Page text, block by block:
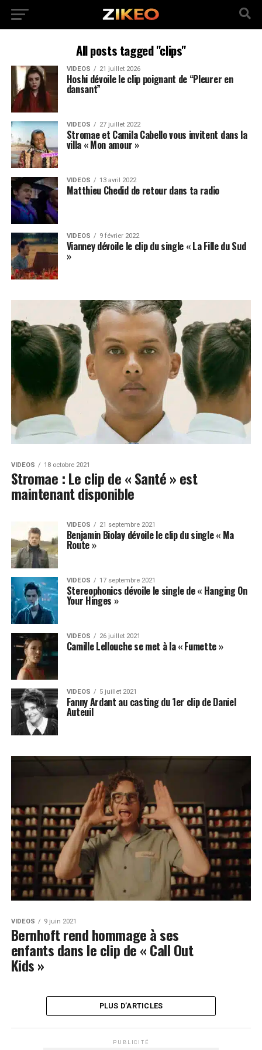
All posts tagged "clips"
VIDEOS 21 juillet 2026
Hoshi dévoile le clip poignant de “Pleurer en
dansant”
VIDEOS 27 juillet 2022
Stromae et Camila Cabello vous invitent dans la
villa « Mon amour »
VIDEOS 13 avril 2022
Matthieu Chedid de retour dans ta radio
VIDEOS 9 février 2022
Vianney dévoile le clip du single « La Fille du Sud
»
VIDEOS 18 octobre 2021
Stromae : Le clip de « Santé » est
maintenant disponible
VIDEOS 21 septembre 2021
Benjamin Biolay dévoile le clip du single « Ma
Route »
VIDEOS 17 septembre 2021
Stereophonics dévoile le single de « Hanging On
Your Hinges »
VIDEOS 26 juillet 2021
Camille Lellouche se met à la « Fumette »
VIDEOS 5 juillet 2021
Fanny Ardant au casting du 1er clip de Daniel
Auteuil
VIDEOS 9 juin 2021
Bernhoft rend hommage à ses
enfants dans le clip de « Call Out
Kids »
PLUS D’ARTICLES
PUBLICITÉ